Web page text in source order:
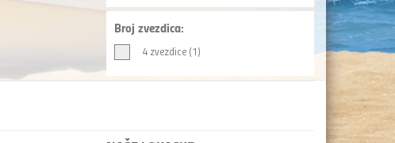
Broj zvezdica:
4 zvezdice (1)